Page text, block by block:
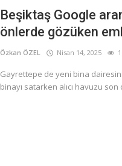
Beşiktaş Google
önlerde gözüken
Özkan ÖZEL Nisan 14, 2025
Gayrettepe de yeni bina
binayı satarken alıcı havuzu son